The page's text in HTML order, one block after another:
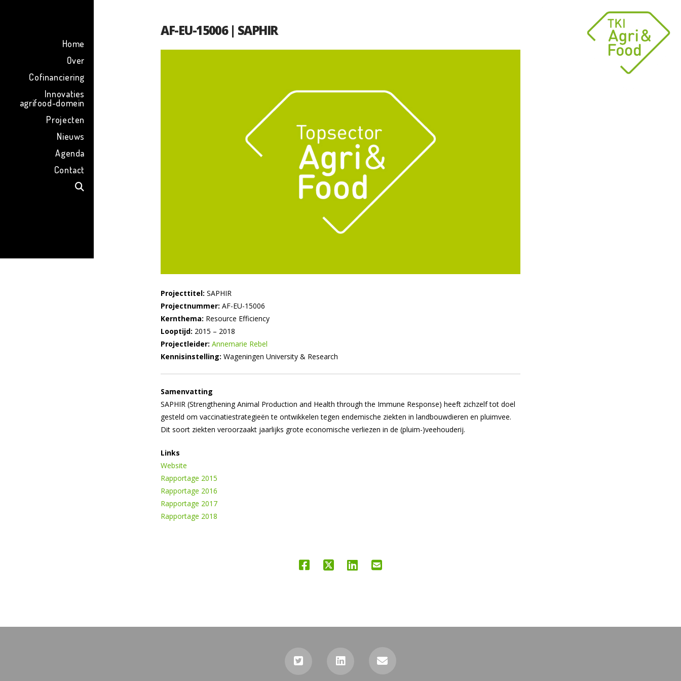
Home
Over
Cofinanciering
Innovaties
agrifood-domein
Projecten
Nieuws
Agenda
Contact
AF-EU-15006 | SAPHIR
Projecttitel: SAPHIR
Projectnummer: AF-EU-15006
Kernthema: Resource Efficiency
Looptijd: 2015 – 2018
Projectleider: Annemarie Rebel
Kennisinstelling: Wageningen University & Research
Samenvatting
SAPHIR (Strengthening Animal Production and Health through the Immune Response) heeft zichzelf tot doel
gesteld om vaccinatiestrategieën te ontwikkelen tegen endemische ziekten in landbouwdieren en pluimvee.
Dit soort ziekten veroorzaakt jaarlijks grote economische verliezen in de (pluim-)veehouderij.
Links
Website
Rapportage 2015
Rapportage 2016
Rapportage 2017
Rapportage 2018